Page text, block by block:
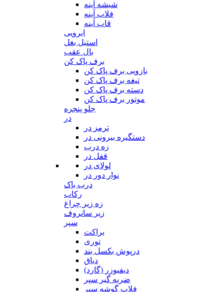
شیشه آینه
فلاپ آینه
قاب آینه
ابرویی
استیل بغل
بال عقب
برف پاک کن
بازویی برف پاک کن
تیغه برف پاک کن
دسته برف پاک کن
موتور برف پاک کن
جلو پنجره
در
ترمز در
دستگیره بیرونی در
زه درب
قفل در
لولای در
نوار دور در
درب باک
رکاب
زه زیر چراغ
زیر سانروف
سپر
براکت
توری
درپوش بکسل بند
دیاق
دیفیوزر (گارد)
ضربه گیر سپر
فلاپ گوشه سپر